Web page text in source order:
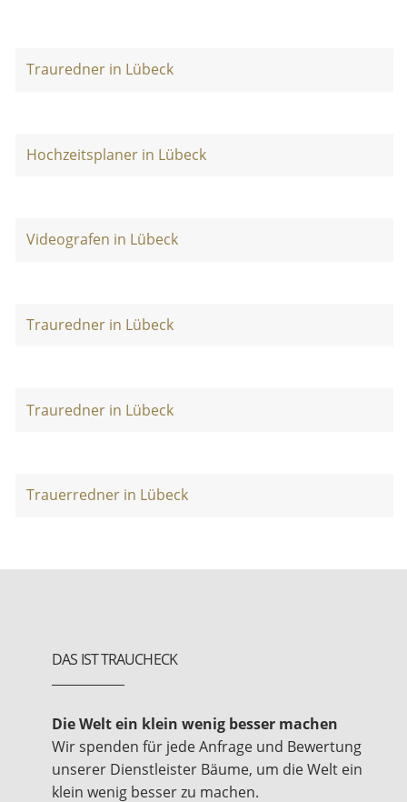
Trauredner in Lübeck
Hochzeitsplaner in Lübeck
Videografen in Lübeck
Trauredner in Lübeck
Trauredner in Lübeck
Trauerredner in Lübeck
DAS IST TRAUCHECK
Die Welt ein klein wenig besser machen
Wir spenden für jede Anfrage und Bewertung
unserer Dienstleister Bäume, um die Welt ein
klein wenig besser zu machen.